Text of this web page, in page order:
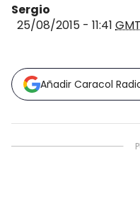
Sergio
25/08/2015 - 11:41
Añadir Caracol